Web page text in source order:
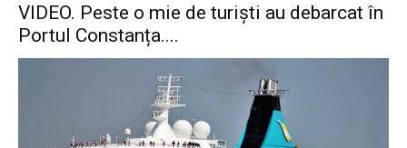
VIDEO. Peste o mie de turiști au debarcat în
Portul Constanța....